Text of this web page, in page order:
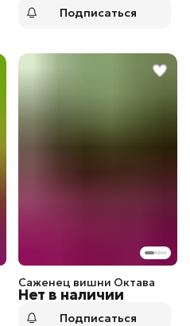
Подписаться
Нет в наличии
Саженец вишни Октава
Подписаться